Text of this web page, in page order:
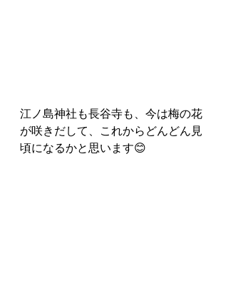
江ノ島神社も長谷寺も、今は梅の花
が咲きだして、これからどんどん見
頃になるかと思います😊